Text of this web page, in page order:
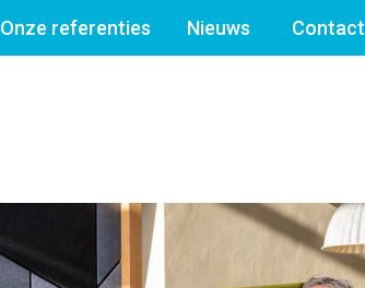
Onze referenties Nieuws Contact